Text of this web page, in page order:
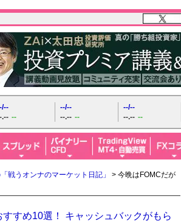
.-- --
--/--
--.-- --
--/--
--.-- --
戦うオンナのマーケット日記」
> 今晩はFOMCだが
すめ10選！ キャッシュバックがもら